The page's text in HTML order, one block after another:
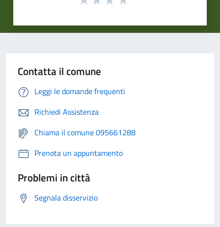
Contatta il comune
Leggi le domande frequenti
Richiedi Assistenza
Chiama il comune 095661288
Prenota un appuntamento
Problemi in città
Segnala disservizio